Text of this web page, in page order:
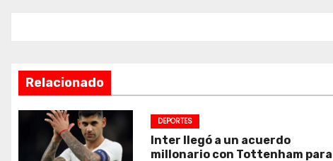
Relacionado
DEPORTES
Inter llegó a un acuerdo
millonario con Tottenham para